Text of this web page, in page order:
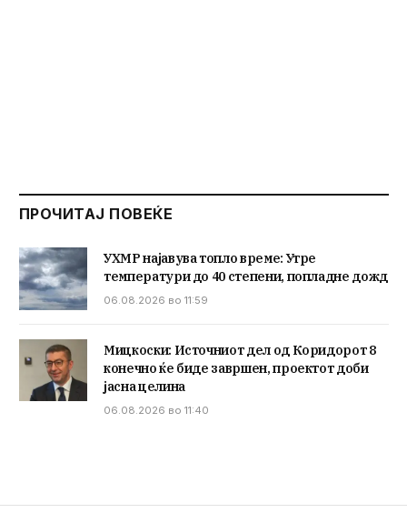
ПРОЧИТАЈ ПОВЕЌЕ
УХМР најавува топло време: Утре
температури до 40 степени, попладне дожд
06.08.2026 во 11:59
Мицкоски: Источниот дел од Коридорот 8
конечно ќе биде завршен, проектот доби
јасна целина
06.08.2026 во 11:40